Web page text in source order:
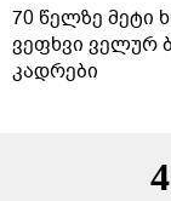
70 წელზე მეტი
ვეფხვი ველურ
კადრები